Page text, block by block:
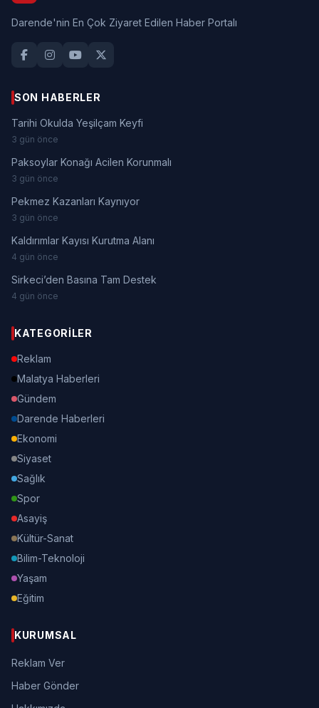
Darende'nin En Çok Ziyaret Edilen Haber Portalı
SON HABERLER
Tarihi Okulda Yeşilçam Keyfi
3 gün önce
Paksoylar Konağı Acilen Korunmalı
3 gün önce
Pekmez Kazanları Kaynıyor
3 gün önce
Kaldırımlar Kayısı Kurutma Alanı
4 gün önce
Sirkeci’den Basına Tam Destek
4 gün önce
KATEGORILER
Reklam
Malatya Haberleri
Gündem
Darende Haberleri
Ekonomi
Siyaset
Sağlık
Spor
Asayiş
Kültür-Sanat
Bilim-Teknoloji
Yaşam
Eğitim
KURUMSAL
Reklam Ver
Haber Gönder